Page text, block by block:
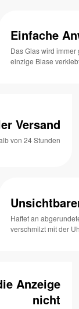
Einfache
Das Glas wird
einzige Blase
Versand
von 24 Stunden
Haftet an
verschmilzt mit der
Anzeige
nicht